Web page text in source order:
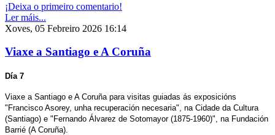
¡Deixa o primeiro comentario!
Ler máis...
Xoves, 05 Febreiro 2026 16:14
Viaxe a Santiago e A Coruña
Día 7
Viaxe a Santiago e A Coruña para visitas guiadas ás exposicións
"Francisco Asorey, unha recuperación necesaria", na Cidade da Cultura
(Santiago) e "Fernando Álvarez de Sotomayor (1875-1960)", na Fundación
Barrié (A Coruña).